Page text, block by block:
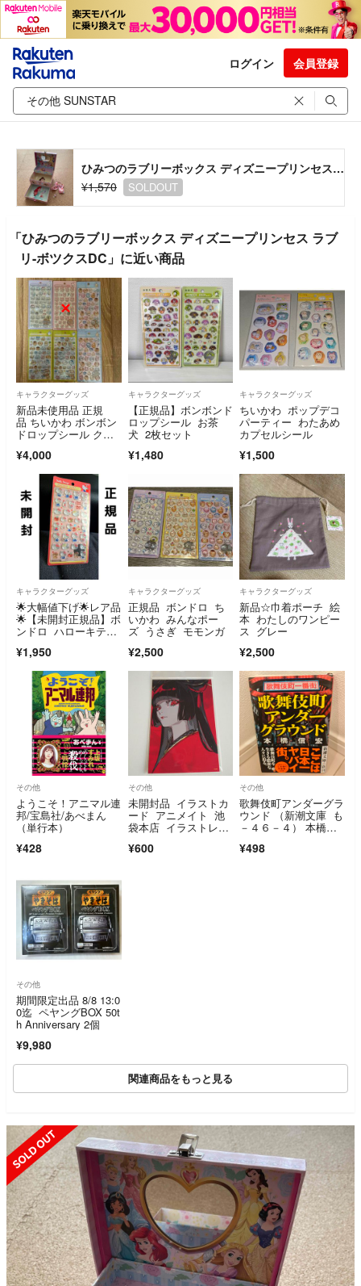
ログイン 会員登録
ひみつのラブリーボックス ディズニープリンセス ラブリ-ボツクスDC
¥1,570
SOLDOUT
「ひみつのラブリーボックス ディズニープリンセス ラブ
リ-ボツクスDC」に近い商品
キャラクターグッズ
新品未使用品 正規
品 ちいかわ ボンボン
ドロップシール クー
¥4,000
キャラクターグッズ
【正規品】ボンボンド
ロップシール お茶
犬 2枚セット
¥1,480
キャラクターグッズ
ちいかわ ポップデコ
パーティー わたあめ
カプセルシール
¥1,500
キャラクターグッズ
🌟大幅値下げ🌟レア品
🌟【未開封正規品】ボ
ンドロ ハローキティ
¥1,950
キャラクターグッズ
正規品 ボンドロ ち
いかわ みんなポー
ズ うさぎ モモンガ
¥2,500
キャラクターグッズ
新品☆巾着ポーチ 絵
本 わたしのワンピー
ス グレー
¥2,500
その他
ようこそ！アニマル連
邦/宝島社/あべまん
（単行本）
¥428
その他
未開封品 イラストカ
ード アニメイト 池
袋本店 イラストレー
万雷
¥600
その他
歌舞伎町アンダーグラ
ウンド （新潮文庫 も
－４６－４） 本橋信
¥498
その他
期間限定出品 8/8 13:0
0迄 ペヤングBOX 50t
h Anniversary 2個
¥9,980
関連商品をもっと見る
SOLD OUT